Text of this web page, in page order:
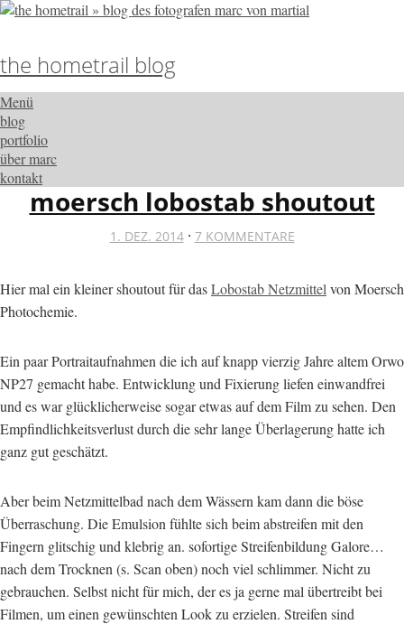
the hometrail blog
Menü
blog
portfolio
über marc
kontakt
moersch lobostab shoutout
1. DEZ. 2014· 7 KOMMENTARE
Hier mal ein kleiner shoutout für dasLobostab Netzmittel von Moersch
Photochemie.
Ein paar Portraitaufnahmen die ich auf knapp vierzig Jahre altem Orwo
NP27 gemacht habe. Entwicklung und Fixierung liefen einwandfrei
und es war glücklicherweise sogar etwas auf dem Film zu sehen. Den
Empfindlichkeitsverlust durch die sehr lange Überlagerung hatte ich
ganz gut geschätzt.
Aber beim Netzmittelbad nach dem Wässern kam dann die böse
Überraschung. Die Emulsion fühlte sich beim abstreifen mit den
Fingern glitschig und klebrig an. sofortige Streifenbildung Galore…
nach dem Trocknen (s. Scan oben) noch viel schlimmer. Nicht zu
gebrauchen. Selbst nicht für mich, der es ja gerne mal übertreibt bei
Filmen, um einen gewünschten Look zu erzielen. Streifen sind